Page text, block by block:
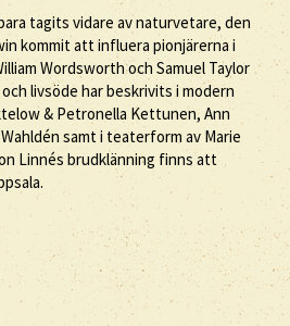
tagits vidare av naturvetare, den
kommit att influera pionjärerna i
Wordsworth och Samuel Taylor
livsöde har beskrivits i modern
& Petronella Kettunen, Ann
samt i teaterform av Marie
Linnés brudklänning finns att